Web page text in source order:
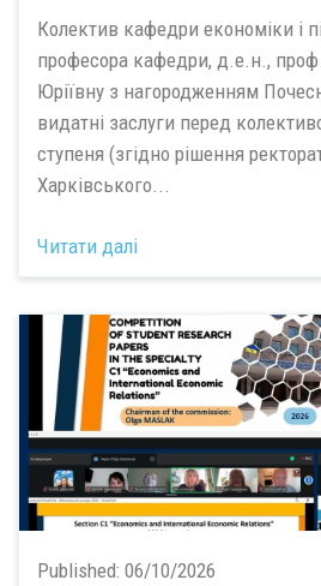
Колектив кафедри економіки і
професора кафедри, д.е.н.,
Юріївну з нагородженням
видатні заслуги перед
ступеня (згідно рішення
Харківського...
Читати далі
Published: 06/10/2026